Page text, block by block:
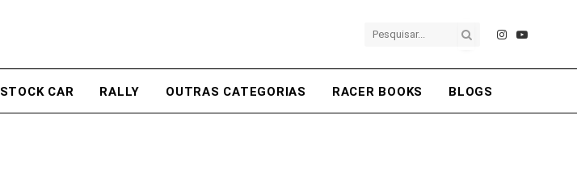
Instagram
YouTube
STOCK CAR RALLY OUTRAS CATEGORIAS RACER BOOKS BLOGS